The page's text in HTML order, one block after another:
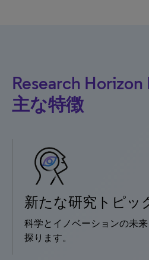
Research
主な特徴
新たな研究トピッ
科学とイノベーションの未
探ります。